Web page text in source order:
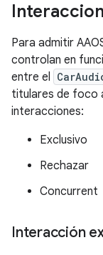
Para admitir
controlan en
entre el
titulares de foco
interacciones:
Exclusivo
Rechazar
Concurrent
Interacción